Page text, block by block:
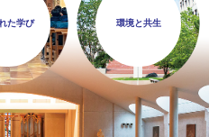
た学び 環境と共生